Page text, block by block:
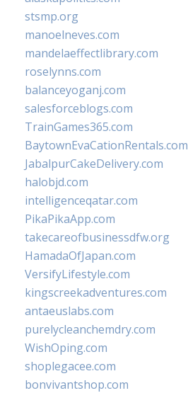
stsmp.org
manoelneves.com
mandelaeffectlibrary.com
roselynns.com
balanceyoganj.com
salesforceblogs.com
TrainGames365.com
BaytownEvaCationRentals.com
JabalpurCakeDelivery.com
halobjd.com
intelligenceqatar.com
PikaPikaApp.com
takecareofbusinessdfw.org
HamadaOfJapan.com
VersifyLifestyle.com
kingscreekadventures.com
antaeuslabs.com
purelycleanchemdry.com
WishOping.com
shoplegacee.com
bonvivantshop.com